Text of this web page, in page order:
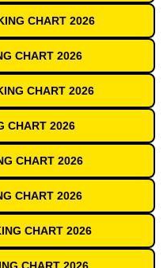
CHART 2026
CHART 2026
CHART 2026
CHART 2026
CHART 2026
CHART 2026
CHART 2026